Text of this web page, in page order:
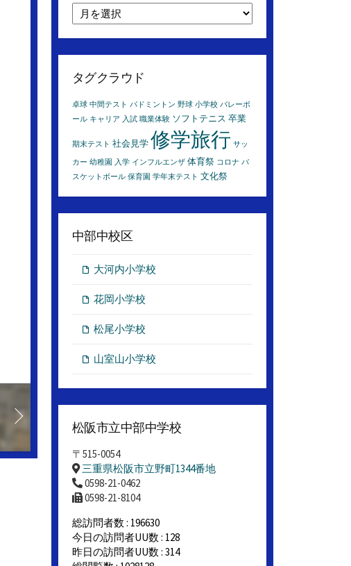
別
ア
ー
イ
タグクラウド
卓球 中間テスト バドミントン 野球 小学校 バレーボ
ール キャリア 入試 職業体験 ソフトテニス 卒業
期末テスト 社会見学 修学旅行 サッ
カー 幼稚園 入学 インフルエンザ 体育祭 コロナ バ
スケットボール 保育園 学年末テスト 文化祭
中部中校区
大河内小学校
花岡小学校
松尾小学校
山室山小学校
松阪市立中部中学校
〒515-0054
三重県松阪市立野町1344番地
0598-21-0462
0598-21-8104
総訪問者数 : 196630
今日の訪問者UU数 : 128
昨日の訪問者UU数 : 314